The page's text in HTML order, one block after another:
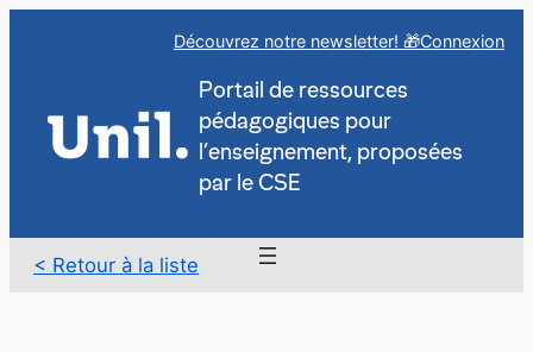
Découvrez notre newsletter! 🎁Connexion
Portail de ressources
pédagogiques pour
l’enseignement, proposées
par le CSE
< Retour à la liste